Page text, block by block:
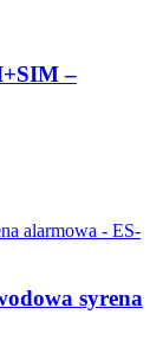
–
syrena